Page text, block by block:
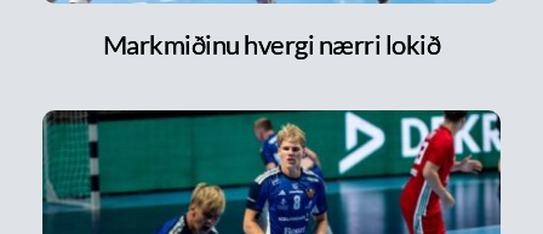
Markmiðinu hvergi nærri lokið